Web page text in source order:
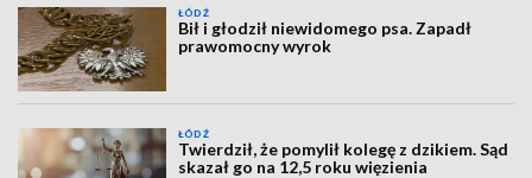
ŁÓDŹ
Bił i głodził niewidomego psa. Zapadł
prawomocny wyrok
ŁÓDŹ
Twierdził, że pomylił kolegę z dzikiem. Sąd
skazał go na 12,5 roku więzienia